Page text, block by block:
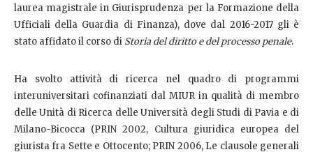
laurea magistrale in Giurisprudenza per la Formazione della
Ufficiali della Guardia di Finanza), dove dal 2016-2017 gli è
stato affidato il corso di Storia del diritto e del processo penale.
Ha svolto attività di ricerca nel quadro di programmi
interuniversitari cofinanziati dal MIUR in qualità di membro
delle Unità di Ricerca delle Università degli Studi di Pavia e di
Milano-Bicocca (PRIN 2002, Cultura giuridica europea del
giurista fra Sette e Ottocento; PRIN 2006, Le clausole generali